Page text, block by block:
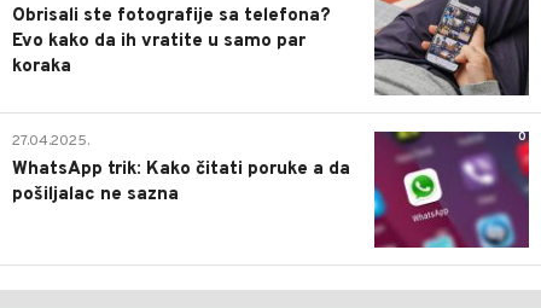
Obrisali ste fotografije sa telefona?
Evo kako da ih vratite u samo par
koraka
0
27.04.2025.
WhatsApp trik: Kako čitati poruke a da
pošiljalac ne sazna